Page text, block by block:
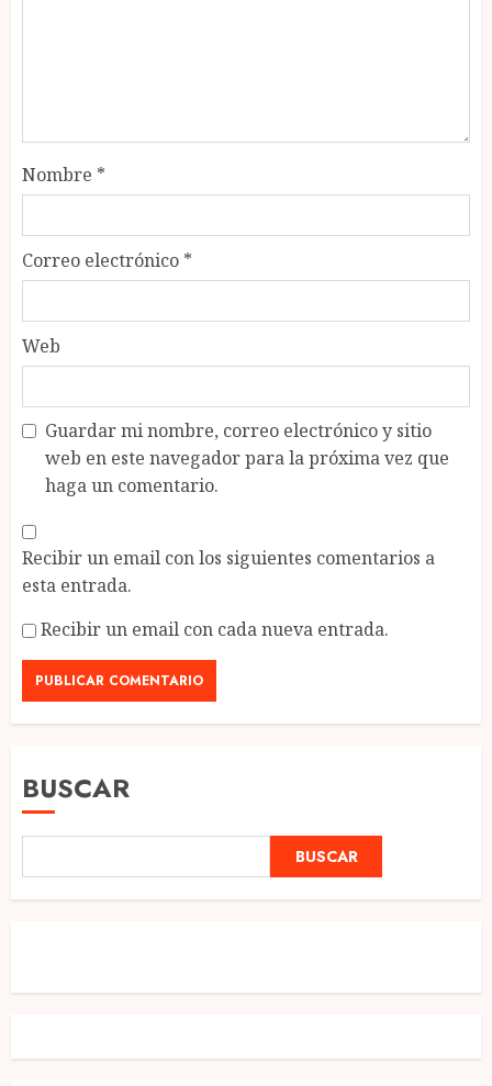
Nombre *
Correo electrónico *
Web
Guardar mi nombre, correo electrónico y sitio
web en este navegador para la próxima vez que
haga un comentario.
Recibir un email con los siguientes comentarios a
esta entrada.
Recibir un email con cada nueva entrada.
BUSCAR
BUSCAR